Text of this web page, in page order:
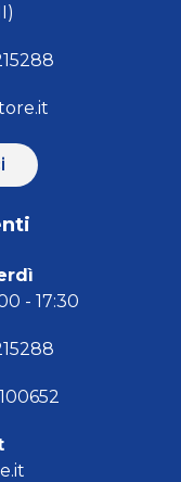
- 17:30